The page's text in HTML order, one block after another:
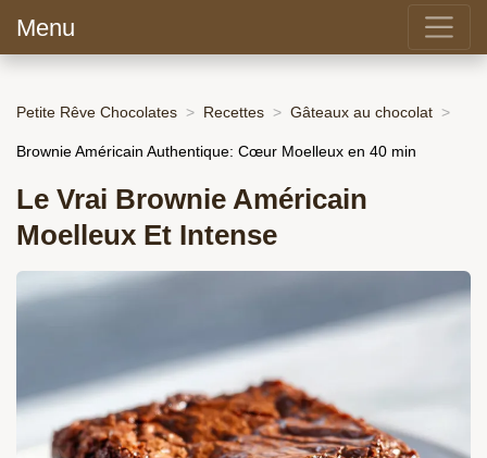
Menu
Petite Rêve Chocolates Recettes Gâteaux au chocolat
Brownie Américain Authentique: Cœur Moelleux en 40 min
Le Vrai Brownie Américain
Moelleux Et Intense